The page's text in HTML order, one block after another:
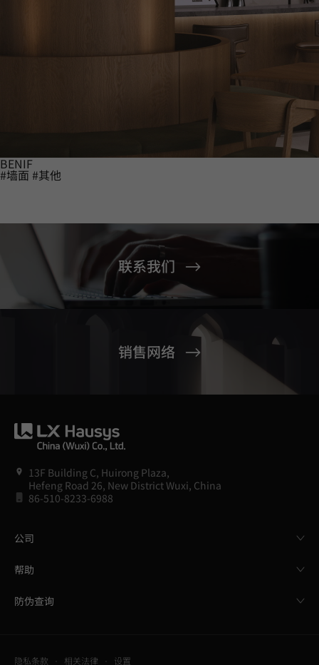
BENIF
#墙面 #其他
联系我们
销售网络
13F Building C, Huirong Plaza,
Hefeng Road 26, New District Wuxi, China
86-510-8233-6988
公司
帮助
防伪查询
隐私条款 相关法律 设置